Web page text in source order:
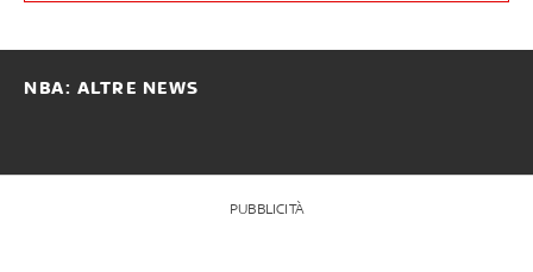
NBA: ALTRE NEWS
PUBBLICITÀ